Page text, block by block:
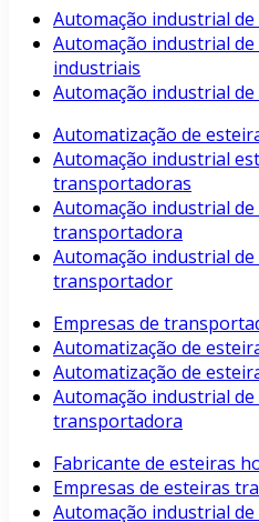
Automação industrial
Automação industrial
industriais
Automação industrial
Automatização de
Automação industrial
transportadoras
Automação industrial
transportadora
Automação industrial
transportador
Empresas de
Automatização de
Automatização de
Automação industrial
transportadora
Fabricante de esteiras
Empresas de esteiras
Automação industrial